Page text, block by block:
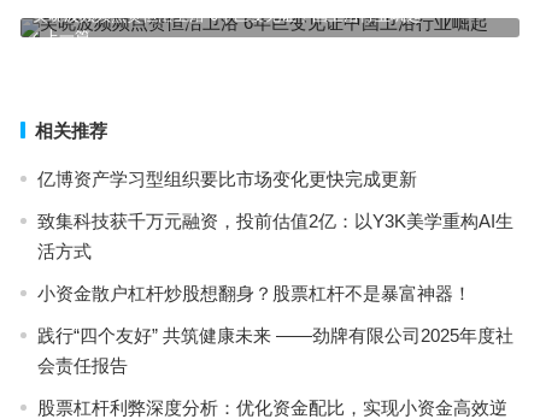
上一篇
吴晓波频频点赞恒洁卫浴 6年巨变见证中国卫浴行业崛起
来联兴实业 让你成为第二个“李佳琦”
相关推荐
亿博资产学习型组织要比市场变化更快完成更新
致集科技获千万元融资，投前估值2亿：以Y3K美学重构AI生
活方式
小资金散户杠杆炒股想翻身？股票杠杆不是暴富神器！
践行“四个友好” 共筑健康未来 ——劲牌有限公司2025年度社
会责任报告
股票杠杆利弊深度分析：优化资金配比，实现小资金高效逆